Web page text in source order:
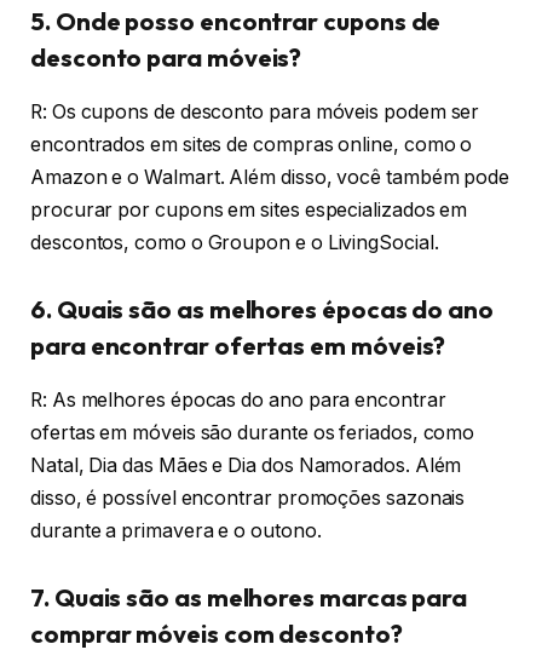
5. Onde posso encontrar cupons de
desconto para móveis?
R: Os cupons de desconto para móveis podem ser
encontrados em sites de compras online, como o
Amazon e o Walmart. Além disso, você também pode
procurar por cupons em sites especializados em
descontos, como o Groupon e o LivingSocial.
6. Quais são as melhores épocas do ano
para encontrar ofertas em móveis?
R: As melhores épocas do ano para encontrar
ofertas em móveis são durante os feriados, como
Natal, Dia das Mães e Dia dos Namorados. Além
disso, é possível encontrar promoções sazonais
durante a primavera e o outono.
7. Quais são as melhores marcas para
comprar móveis com desconto?